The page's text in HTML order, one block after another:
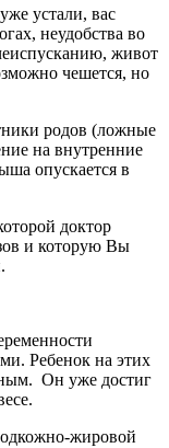
устали, вас
неудобства во
живот
чешется, но
родов (ложные
на внутренние
опускается в
доктор
и которую Вы
Ребенок на этих
Он уже достиг
жировой